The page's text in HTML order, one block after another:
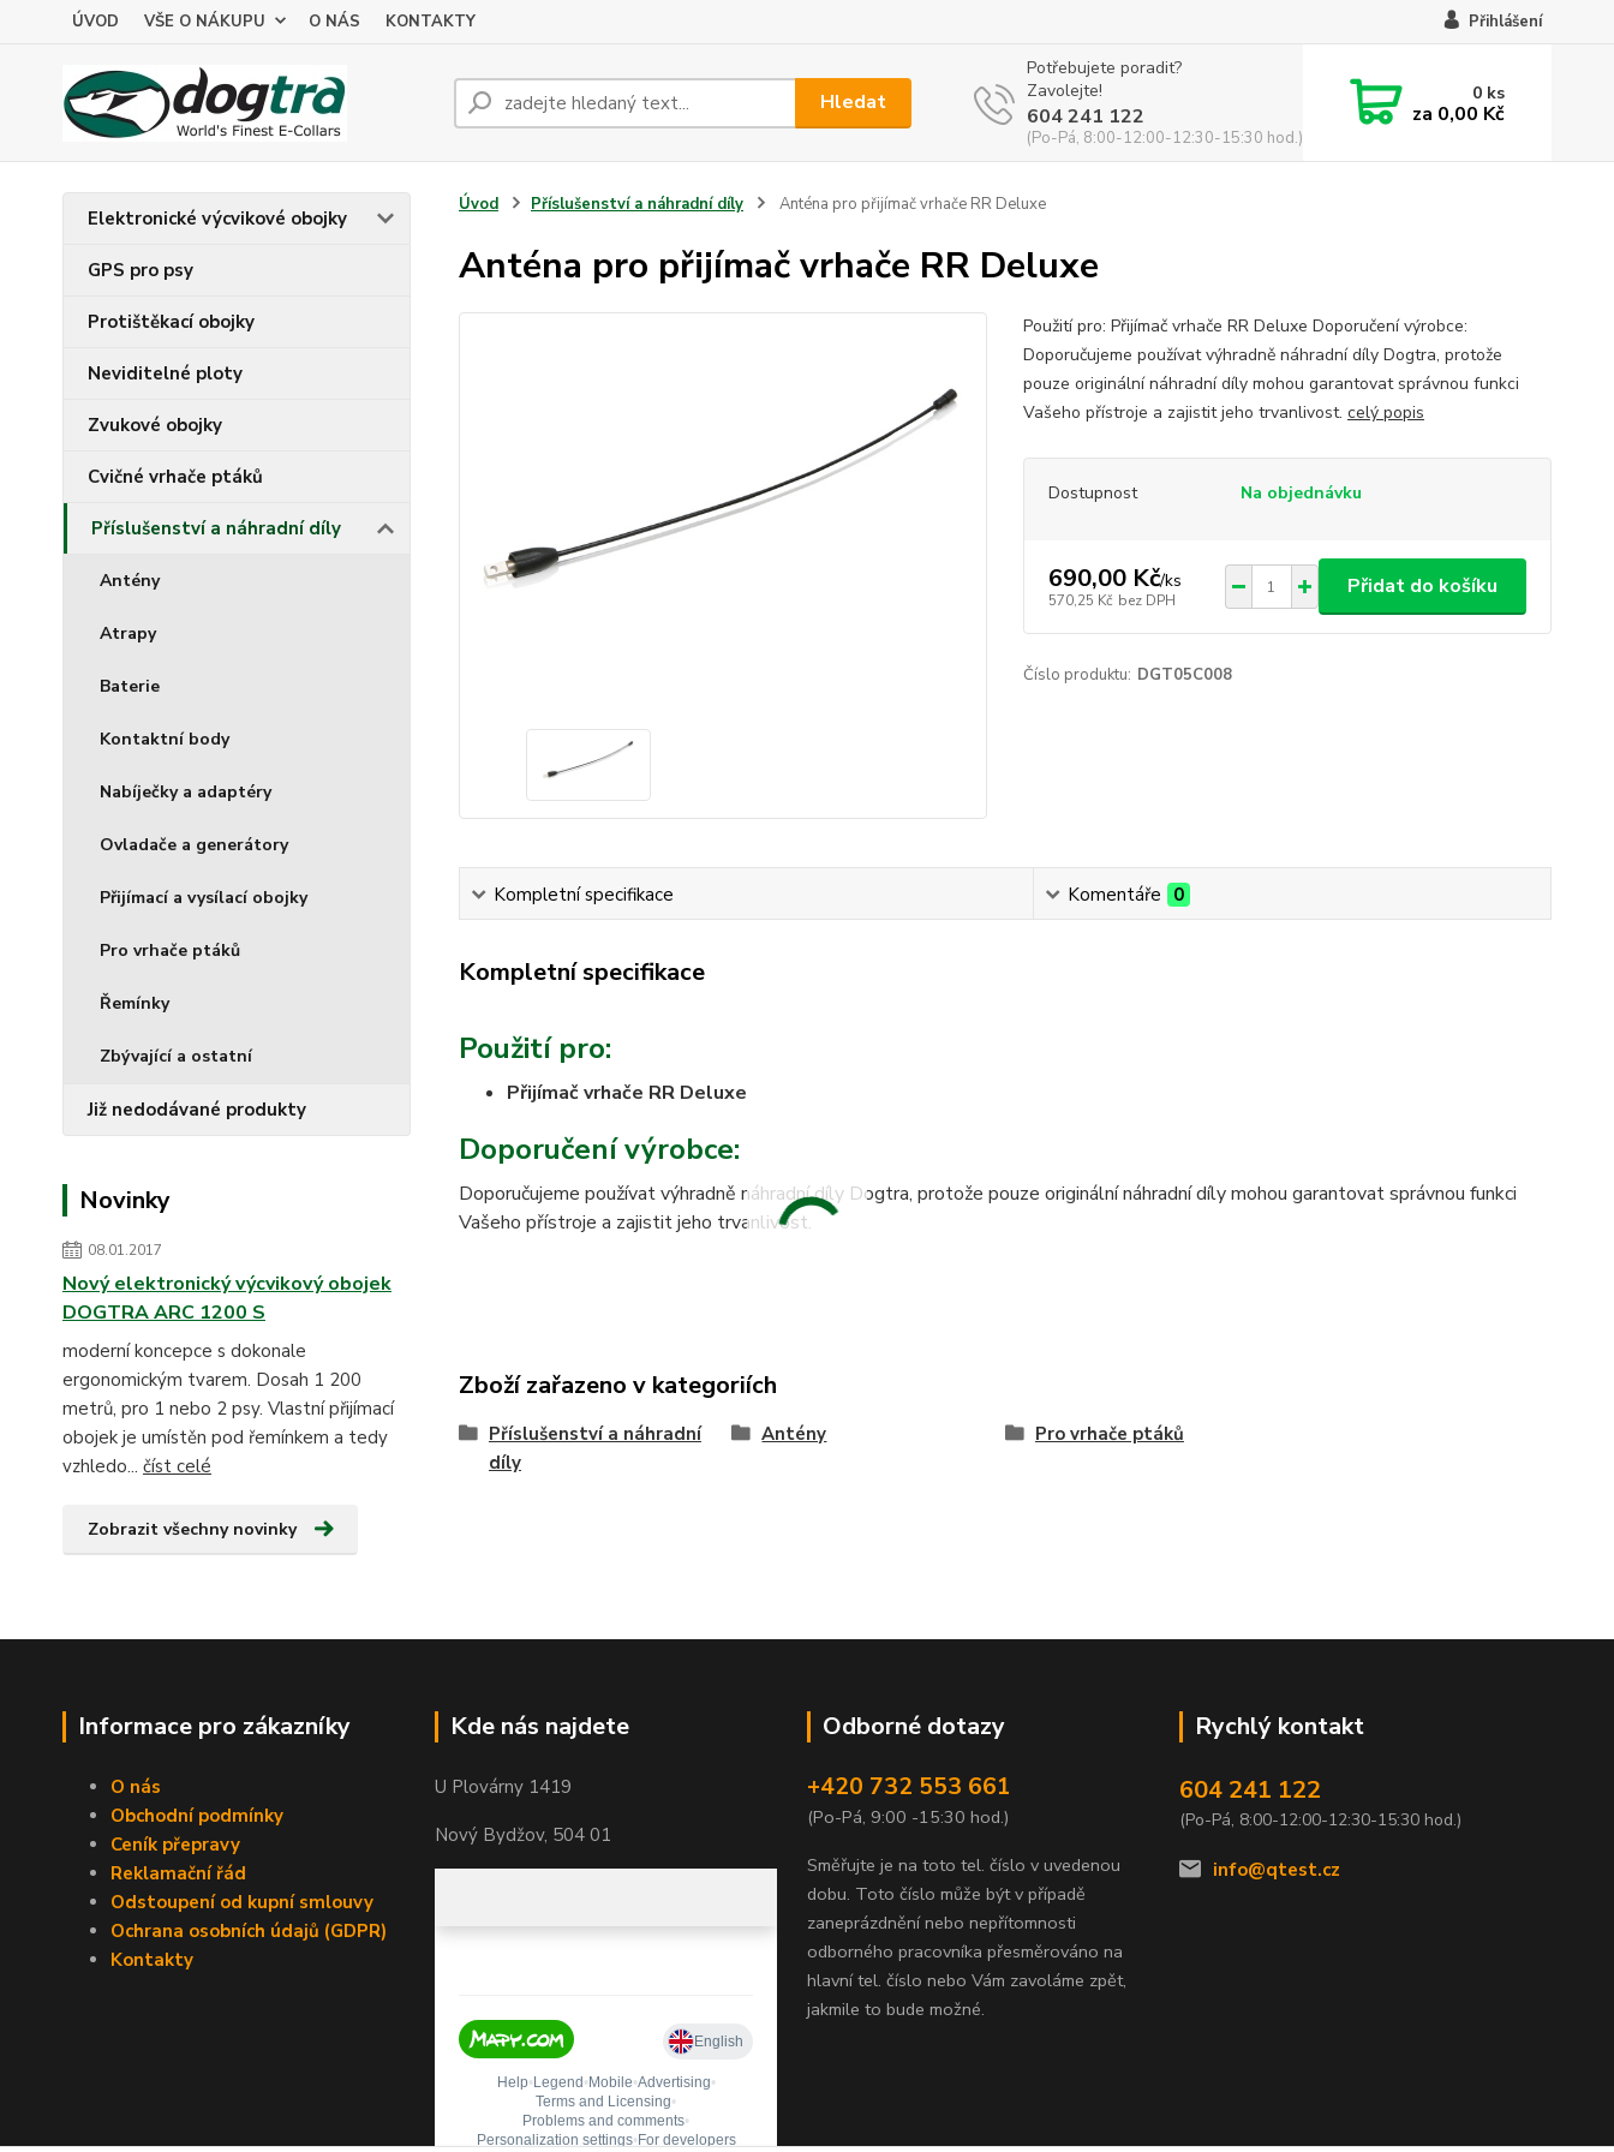
ÚVOD VŠE O NÁKUPU O NÁS KONTAKTY Přihlášení
Hledat
Potřebujete poradit?
Zavolejte!
604 241 122
(Po-Pá, 8:00-12:00-12:30-15:30 hod.)
0 ks
za 0,00 Kč
Elektronické výcvikové obojky
GPS pro psy
Protištěkací obojky
Neviditelné ploty
Zvukové obojky
Cvičné vrhače ptáků
Příslušenství a náhradní díly
Antény
Atrapy
Baterie
Kontaktní body
Nabíječky a adaptéry
Ovladače a generátory
Přijímací a vysílací obojky
Pro vrhače ptáků
Řemínky
Zbývající a ostatní
Již nedodávané produkty
Novinky
08.01.2017
Nový elektronický výcvikový obojek
DOGTRA ARC 1200 S
moderní koncepce s dokonale
ergonomickým tvarem. Dosah 1 200
metrů, pro 1 nebo 2 psy. Vlastní přijímací
obojek je umístěn pod řemínkem a tedy
vzhledo... číst celé
Zobrazit všechny novinky
Úvod Příslušenství a náhradní díly Anténa pro přijímač vrhače RR Deluxe
Anténa pro přijímač vrhače RR Deluxe
Použití pro: Přijímač vrhače RR Deluxe Doporučení výrobce:
Doporučujeme používat výhradně náhradní díly Dogtra, protože
pouze originální náhradní díly mohou garantovat správnou funkci
Vašeho přístroje a zajistit jeho trvanlivost. celý popis
Dostupnost Na objednávku
690,00 Kč/ks
570,25 Kč bez DPH
Přidat do košíku
Číslo produktu: DGT05C008
Kompletní specifikace Komentáře 0
Kompletní specifikace
Použití pro:
Přijímač vrhače RR Deluxe
Doporučení výrobce:
Doporučujeme používat výhradně náhradní díly Dogtra, protože pouze originální náhradní díly mohou garantovat správnou funkci
Vašeho přístroje a zajistit jeho trvanlivost.
Zboží zařazeno v kategoriích
Příslušenství a náhradní
díly
Antény Pro vrhače ptáků
Informace pro zákazníky
O nás
Obchodní podmínky
Ceník přepravy
Reklamační řád
Odstoupení od kupní smlouvy
Ochrana osobních údajů (GDPR)
Kontakty
Kde nás najdete
U Plovárny 1419
Nový Bydžov, 504 01
Odborné dotazy
+420 732 553 661
(Po-Pá, 9:00 -15:30 hod.)
Směřujte je na toto tel. číslo v uvedenou
dobu. Toto číslo může být v případě
zaneprázdnění nebo nepřítomnosti
odborného pracovníka přesměrováno na
hlavní tel. číslo nebo Vám zavoláme zpět,
jakmile to bude možné.
Rychlý kontakt
604 241 122
(Po-Pá, 8:00-12:00-12:30-15:30 hod.)
info@qtest.cz